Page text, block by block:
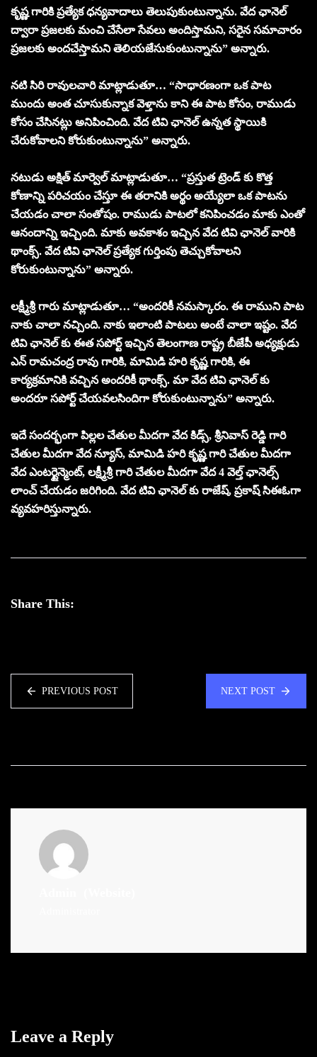
కృష్ణ గారికి ప్రత్యేక ధన్యవాదాలు తెలుపుకుంటున్నాను. వేద ఛానెల్
ద్వారా ప్రజలకు మంచి చేసేలా సేవలు అందిస్తామని, సరైన సమాచారం
ప్రజలకు అందచేస్తామని తెలియజేసుకుంటున్నాను” అన్నారు.
నటి సిరి రావులచారి మాట్లాడుతూ… “సాధారణంగా ఒక పాట
ముందు అంత చూసుకున్నాక వెళ్తాను కాని ఈ పాట కోసం, రాముడు
కోసం చేసినట్లు అనిపించింది. వేద టివి ఛానెల్ ఉన్నత స్థాయికి
చేరుకోవాలని కోరుకుంటున్నాను” అన్నారు.
నటుడు అక్షిత్ మార్వెల్ మాట్లాడుతూ… “ప్రస్తుత ట్రెండ్ కు కొత్త
కోణాన్ని పరిచయం చేస్తూ ఈ తరానికి అర్థం అయ్యేలా ఒక పాటను
చేయడం చాలా సంతోషం. రాముడు పాటలో కనిపించడం మాకు ఎంతో
ఆనందాన్ని ఇచ్చింది. మాకు అవకాశం ఇచ్చిన వేద టివి ఛానెల్ వారికి
థాంక్స్. వేద టివి ఛానెల్ ప్రత్యేక గుర్తింపు తెచ్చుకోవాలని
కోరుకుంటున్నాను” అన్నారు.
లక్ష్మీశ్రీ గారు మాట్లాడుతూ… “అందరికీ నమస్కారం. ఈ రాముని పాట
నాకు చాలా నచ్చింది. నాకు ఇలాంటి పాటలు అంటే చాలా ఇష్టం. వేద
టివి ఛానెల్ కు ఈత సపోర్ట్ ఇచ్చిన తెలంగాణ రాష్ట్ర బీజేపీ అధ్యక్షుడు
ఎన్ రామచంద్ర రావు గారికి, మామిడి హరి కృష్ణ గారికి, ఈ
కార్యక్రమానికి వచ్చిన అందరికీ థాంక్స్. మా వేద టివి ఛానెల్ కు
అందరూ సపోర్ట్ చేయవలసిందిగా కోరుకుంటున్నాను” అన్నారు.
ఇదే సందర్భంగా పిల్లల చేతుల మీదగా వేద కిడ్స్, శ్రీనివాస్ రెడ్డి గారి
చేతుల మీదగా వేద న్యూస్, మామిడి హరి కృష్ణ గారి చేతుల మీదగా
వేద ఎంటర్టైన్మెంట్, లక్ష్మీశ్రీ గారి చేతుల మీదగా వేద 4 వెల్త్ ఛానెల్స్
లాంచ్ చేయడం జరిగింది. వేద టివి ఛానెల్ కు రాజేష్, ప్రకాష్ సిఈఓగా
వ్యవహరిస్తున్నారు.
Share This:
PREVIOUS POST NEXT POST
Leave a Reply